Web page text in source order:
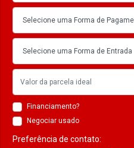
Financiamento?
Negociar usado
Preferência de contato: